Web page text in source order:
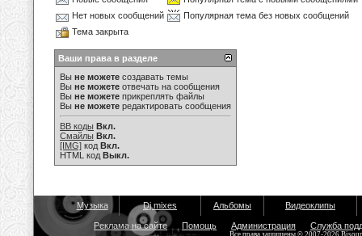
Нет новых сообщений
Популярная тема без новых сообщений
Тема закрыта
Ваши права в разделе
Вы не можете создавать темы
Вы не можете отвечать на сообщения
Вы не можете прикреплять файлы
Вы не можете редактировать сообщения
BB коды Вкл.
Смайлы Вкл.
[IMG] код Вкл.
HTML код Выкл.
Музыка Dj mixes Альбомы Видеоклипы
Реклама на сайте Помощь Администрация Служба
Все права защищены © 2007-2026